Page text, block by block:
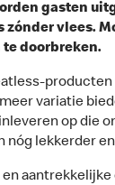
gasten
vlees.
doorbreken.
producten
variatie
op die
nóg lekkerder
aantrekkelijke